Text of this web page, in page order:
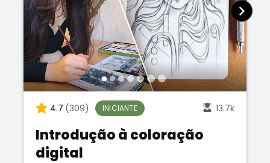
4.7 (309) INICIANTE 13.7k
Introdução à coloração
digital